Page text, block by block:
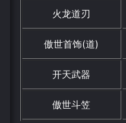
火龙道刃
傲世首饰(道)
开天武器
傲世斗笠